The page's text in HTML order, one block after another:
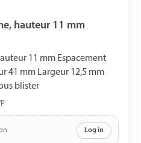
hauteur 11 mm
11 mm Espacement
41 mm Largeur 12,5 mm
sous blister
Log in